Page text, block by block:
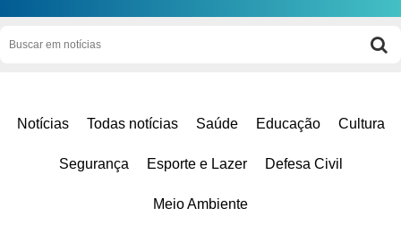
Notícias Todas notícias Saúde Educação Cultura
Segurança Esporte e Lazer Defesa Civil
Meio Ambiente